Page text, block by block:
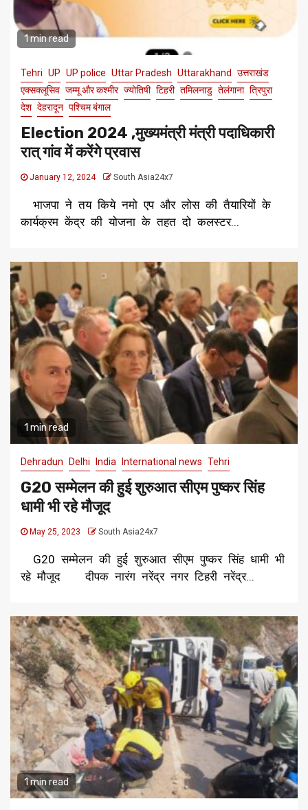
1 min read
Tehri UP UP police Uttar Pradesh Uttarakhand
उत्तराखंड
एक्सक्लूसिव जम्मू और कश्मीर ज्योतिषी टिहरी तमिलनाडु तेलंगाना त्रिपुरा
देश देहरादून पश्चिम बंगाल
Election 2024 ,मुख्यमंत्री मंत्री पदाधिकारी
रात् गांव में करेंगे प्रवास
January 12, 2024 South Asia24x7
भाजपा ने तय किये नमो एप और लोस की तैयारियों के
कार्यक्रम केंद्र की योजना के तहत दो कलस्टर...
1 min read
Dehradun Delhi India International news Tehri
G20 सम्मेलन की हुई शुरुआत सीएम पुष्कर सिंह
धामी भी रहे मौजूद
May 25, 2023 South Asia24x7
G20 सम्मेलन की हुई शुरुआत सीएम पुष्कर सिंह धामी भी
रहे मौजूद दीपक नारंग नरेंद्र नगर टिहरी नरेंद्र...
1 min read